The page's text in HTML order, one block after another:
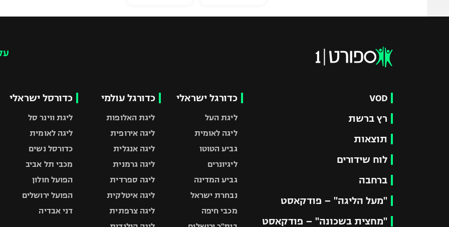
VOD
רץ ברשת
תוצאות
לוח שידורים
ברחבה
"מעל הליגה" – פודקאסט
"מחצית בשכונה" – פודקאסט
כדורגל ישראלי
ליגת העל
ליגה לאומית
גביע הטוטו
ליגיונרים
גביע המדינה
נבחרת ישראל
מכבי חיפה
כדורגל עולמי
ליגת האלופות
ליגה אירופית
ליגה אנגלית
ליגה גרמנית
ליגה ספרדית
ליגה איטלקית
ליגה צרפתית
כדורסל ישראלי
ליגת ווינר סל
ליגה לאומית
כדורסל נשים
מכבי תל אביב
הפועל חולון
הפועל ירושלים
דני אבדיה